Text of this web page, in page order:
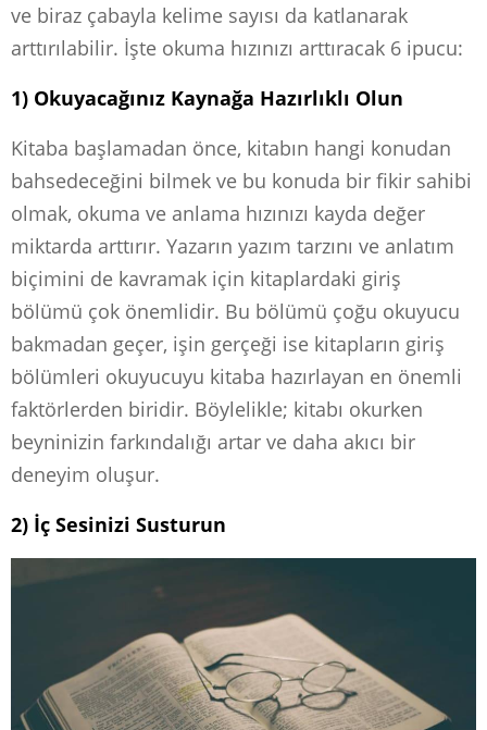
ve biraz çabayla kelime sayısı da katlanarak
arttırılabilir. İşte okuma hızınızı arttıracak 6 ipucu:
1) Okuyacağınız Kaynağa Hazırlıklı Olun
Kitaba başlamadan önce, kitabın hangi konudan
bahsedeceğini bilmek ve bu konuda bir fikir sahibi
olmak, okuma ve anlama hızınızı kayda değer
miktarda arttırır. Yazarın yazım tarzını ve anlatım
biçimini de kavramak için kitaplardaki giriş
bölümü çok önemlidir. Bu bölümü çoğu okuyucu
bakmadan geçer, işin gerçeği ise kitapların giriş
bölümleri okuyucuyu kitaba hazırlayan en önemli
faktörlerden biridir. Böylelikle; kitabı okurken
beyninizin farkındalığı artar ve daha akıcı bir
deneyim oluşur.
2) İç Sesinizi Susturun